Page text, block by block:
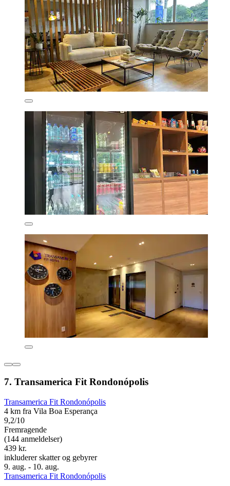
7. Transamerica Fit Rondonópolis
Transamerica Fit Rondonópolis
4 km fra Vila Boa Esperança
9,2/10
Fremragende
(144 anmeldelser)
439 kr.
inkluderer skatter og gebyrer
9. aug. - 10. aug.
Transamerica Fit Rondonópolis